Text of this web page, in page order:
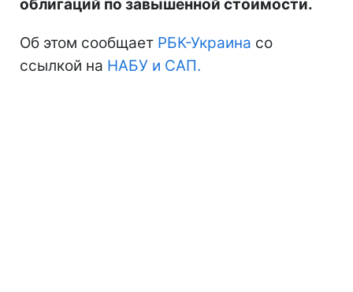
облигаций по завышенной стоимости.
Об этом сообщает РБК-Украина со
ссылкой на НАБУ и САП.